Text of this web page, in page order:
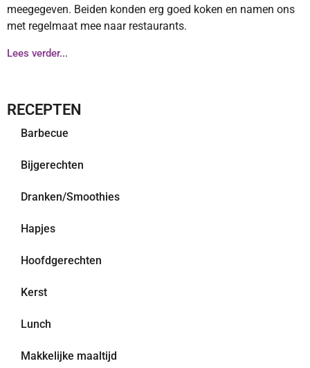
meegegeven. Beiden konden erg goed koken en namen ons
met regelmaat mee naar restaurants.
Lees verder...
RECEPTEN
Barbecue
Bijgerechten
Dranken/Smoothies
Hapjes
Hoofdgerechten
Kerst
Lunch
Makkelijke maaltijd